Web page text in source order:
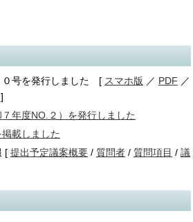
０号を発行しました [ スマホ版 ／ PDF ／
]
年度NO.２）を発行しました
載しました
[ 提出予定議案概要 / 質問者 / 質問項目 / 議